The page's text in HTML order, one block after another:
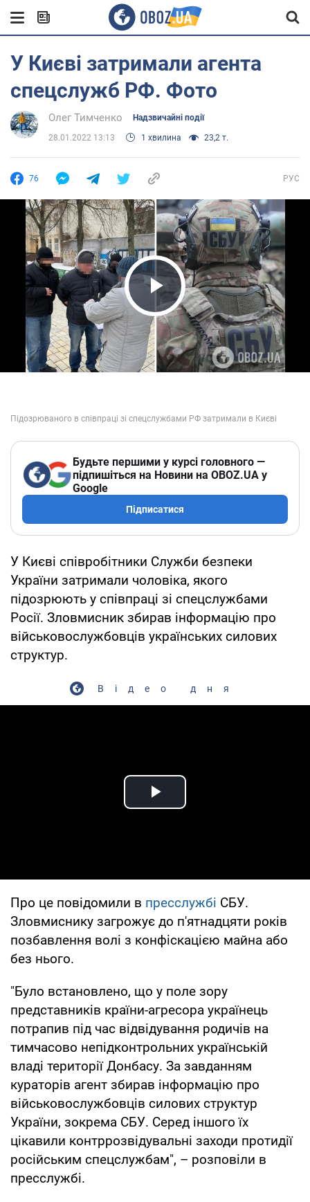
У Києві затримали агента
спецслужб РФ. Фото
Олег Тимченко Надзвичайні події
28.01.2022 13:13 1 хвилина 23,2 т.
76 РУС
Play Video
Будьте першими у курсі головного —
підпишіться на Новини на OBOZ.UA у
Google
Підписатися
У Києві співробітники Служби безпеки
України затримали чоловіка, якого
підозрюють у співпраці зі спецслужбами
Росії. Зловмисник збирав інформацію про
військовослужбовців українських силових
структур.
Відео дня
Play Video
Про це повідомили в пресслужбі СБУ.
Зловмиснику загрожує до п'ятнадцяти років
позбавлення волі з конфіскацією майна або
без нього.
"Було встановлено, що у поле зору
представників країни-агресора українець
потрапив під час відвідування родичів на
тимчасово непідконтрольних українській
владі території Донбасу. За завданням
кураторів агент збирав інформацію про
військовослужбовців силових структур
України, зокрема СБУ. Серед іншого їх
цікавили контррозвідувальні заходи протидії
російським спецслужбам", – розповіли в
пресслужбі.